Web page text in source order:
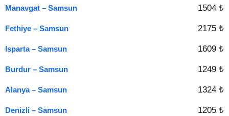
Manavgat – Samsun 1504 ₺
Fethiye – Samsun 2175 ₺
Isparta – Samsun 1609 ₺
Burdur – Samsun 1249 ₺
Alanya – Samsun 1324 ₺
Denizli – Samsun 1205 ₺